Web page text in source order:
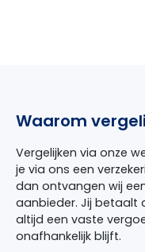
Waarom
Vergelijken via onze
je via ons een
dan ontvangen wij
aanbieder. Jij betaalt
altijd een vaste
onafhankelijk blijft.